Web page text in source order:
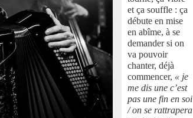
et ça souffle : ça
débute en mise
en abîme, à se
demander si on
va pouvoir
chanter, déjà
commencer, « je
me dis une c’est
pas une fin en soi
/ on se rattrapera